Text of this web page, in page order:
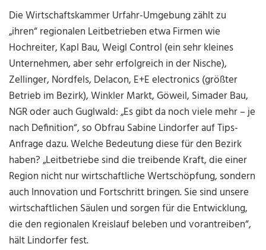
Die Wirtschaftskammer Urfahr-Umgebung zählt zu
„ihren“ regionalen Leitbetrieben etwa Firmen wie
Hochreiter, Kapl Bau, Weigl Control (ein sehr kleines
Unternehmen, aber sehr erfolgreich in der Nische),
Zellinger, Nordfels, Delacon, E+E electronics (größter
Betrieb im Bezirk), Winkler Markt, Göweil, Simader Bau,
NGR oder auch Guglwald: „Es gibt da noch viele mehr – je
nach Definition“, so Obfrau Sabine Lindorfer auf Tips-
Anfrage dazu. Welche Bedeutung diese für den Bezirk
haben? „Leitbetriebe sind die treibende Kraft, die einer
Region nicht nur wirtschaftliche Wertschöpfung, sondern
auch Innovation und Fortschritt bringen. Sie sind unsere
wirtschaftlichen Säulen und sorgen für die Entwicklung,
die den regionalen Kreislauf beleben und vorantreiben“,
hält Lindorfer fest.